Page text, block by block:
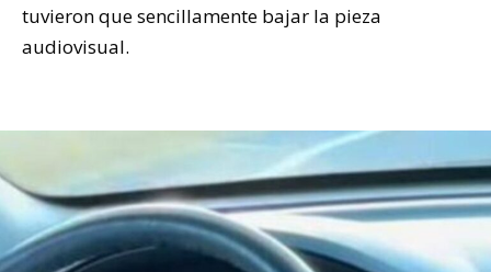
tuvieron que sencillamente bajar la pieza
audiovisual.